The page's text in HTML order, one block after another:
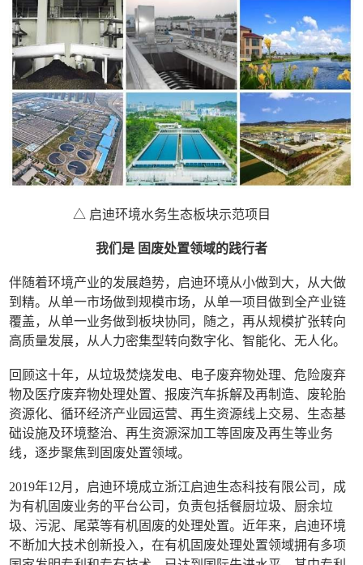
△ 启迪环境水务生态板块示范项目
我们是 固废处置领域的践行者
伴随着环境产业的发展趋势，启迪环境从小做到大，从大做
到精。从单一市场做到规模市场，从单一项目做到全产业链
覆盖，从单一业务做到板块协同，随之，再从规模扩张转向
高质量发展，从人力密集型转向数字化、智能化、无人化。
回顾这十年，从垃圾焚烧发电、电子废弃物处理、危险废弃
物及医疗废弃物处理处置、报废汽车拆解及再制造、废轮胎
资源化、循环经济产业园运营、再生资源线上交易、生态基
础设施及环境整治、再生资源深加工等固废及再生等业务
线，逐步聚焦到固废处置领域。
2019年12月，启迪环境成立浙江启迪生态科技有限公司，成
为有机固废业务的平台公司，负责包括餐厨垃圾、厨余垃
圾、污泥、尾菜等有机固废的处理处置。近年来，启迪环境
不断加大技术创新投入，在有机固废处理处置领域拥有多项